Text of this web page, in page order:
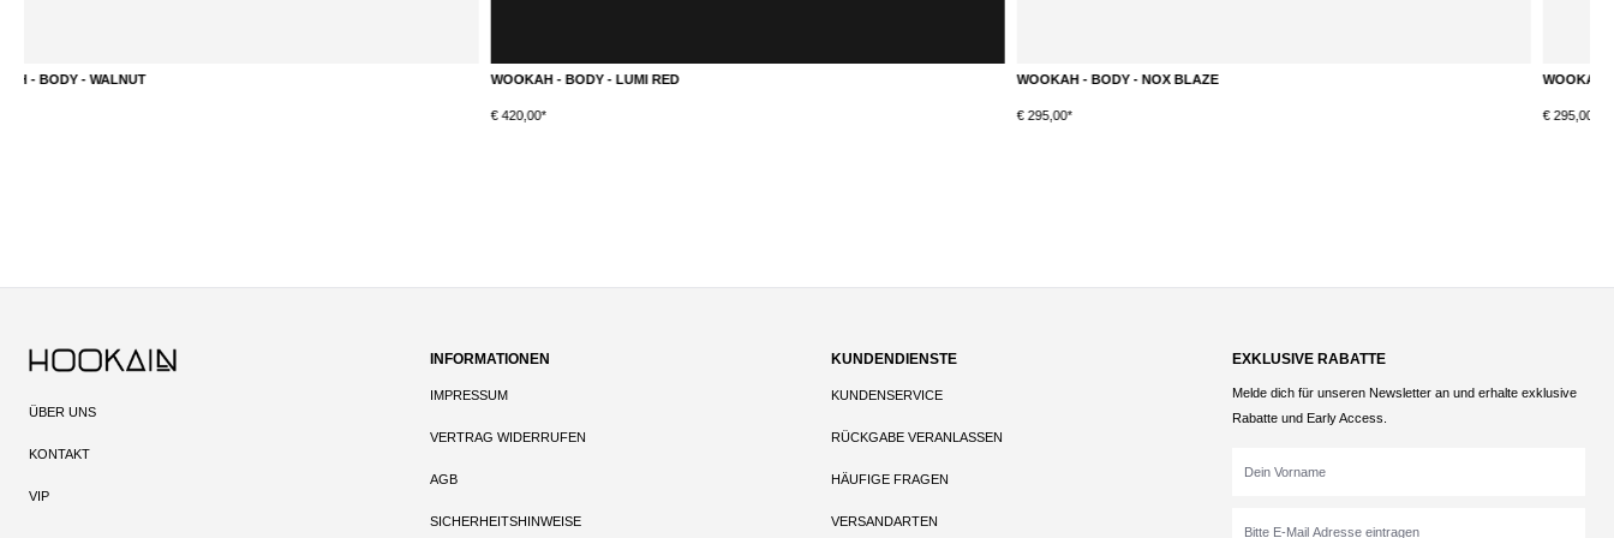
WOOKAH - BODY - LUMI RED WOOKAH - BODY - NOX BLAZE WOOKAH - BODY - NOX JADE
ÜBER UNS
KONTAKT
VIP
INFORMATIONEN
IMPRESSUM
VERTRAG WIDERRUFEN
AGB
SICHERHEITSHINWEISE
KUNDENDIENSTE
KUNDENSERVICE
RÜCKGABE VERANLASSEN
HÄUFIGE FRAGEN
VERSANDARTEN
EXKLUSIVE RABATTE
Melde dich für unseren Newsletter an und erhalte exklusive
Rabatte und Early Access.